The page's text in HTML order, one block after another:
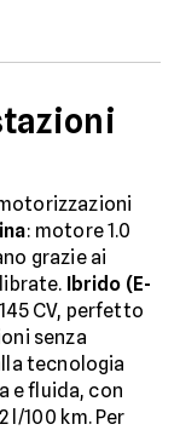
: motore 1.0
grazie ai
Ibrido (E-
CV, perfetto
senza
tecnologia
e fluida, con
l/100 km. Per